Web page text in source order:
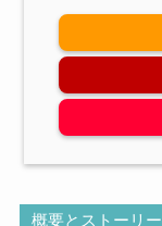
概要とストーリー